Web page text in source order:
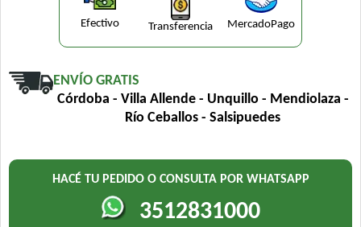
Efectivo Transferencia MercadoPago
ENVÍO GRATIS
Córdoba - Villa Allende - Unquillo - Mendiolaza -
Río Ceballos - Salsipuedes
HACÉ TU PEDIDO O CONSULTA POR WHATSAPP
3512831000